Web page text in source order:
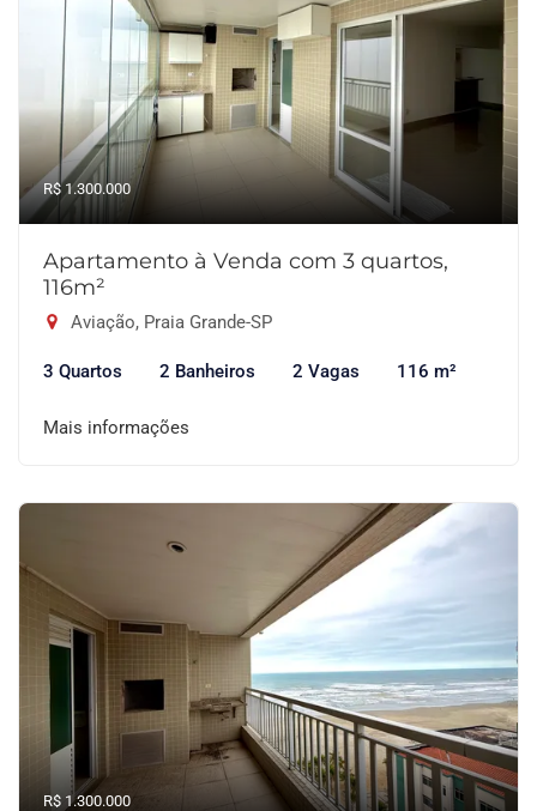
R$ 1.300.000
Apartamento à Venda com 3 quartos,
116m²
Aviação, Praia Grande-SP
3 Quartos 2 Banheiros 2 Vagas 116 m²
Mais informações
R$ 1.300.000